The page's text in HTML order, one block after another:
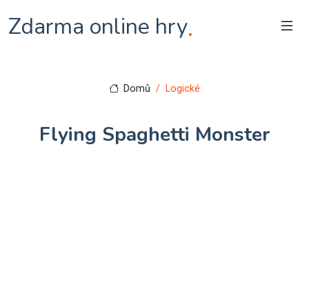
Zdarma online hry.
Domů Logické
Flying Spaghetti Monster